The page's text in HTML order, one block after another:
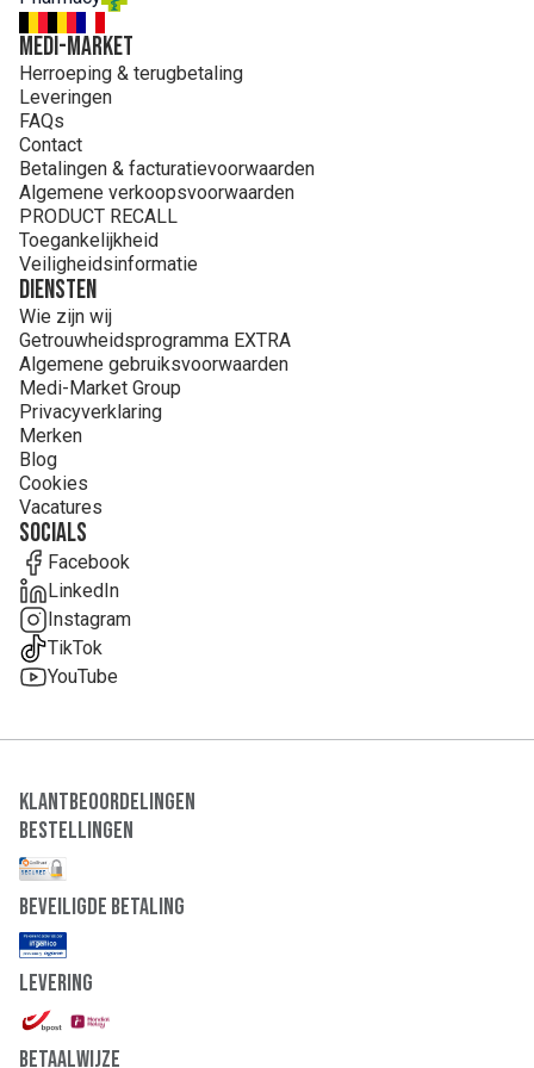
SEED OIL, POLYGLYCERYL-4 OLEATE, CAPRYLIC/CAPRIC
TRIGLYCERIDE, RICINUS COMMUNIS (CASTOR) SEED OIL,
PRUNUS AMYGDALUS DULCIS (SWEET ALMOND) OIL,
VITIS VINIFERA (GRAPE) SEED OIL, TOCOPHEROL,
PARFUM (FRAGRANCE).(147/71)
MEDI-MARKET
Herroeping & terugbetaling
Leveringen
FAQs
Contact
Betalingen & facturatievoorwaarden
Algemene verkoopsvoorwaarden
PRODUCT RECALL
Toegankelijkheid
Veiligheidsinformatie
Diensten
Wie zijn wij
Getrouwheidsprogramma EXTRA
Algemene gebruiksvoorwaarden
Medi-Market Group
Privacyverklaring
Merken
Blog
Cookies
Vacatures
Socials
Facebook
LinkedIn
Instagram
TikTok
YouTube
Klantbeoordelingen
Bestellingen
Beveiligde Betaling
Levering
Betaalwijze